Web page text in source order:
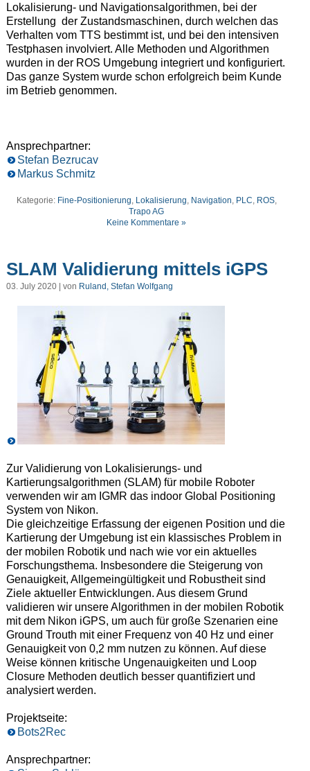
Lokalisierung- und Navigationsalgorithmen, bei der
Erstellung der Zustandsmaschinen, durch welchen das
Verhalten vom TTS bestimmt ist, und bei den intensiven
Testphasen involviert. Alle Methoden und Algorithmen
wurden in der ROS Umgebung integriert und konfiguriert.
Das ganze System wurde schon erfolgreich beim Kunde
im Betrieb genommen.
Ansprechpartner:
Stefan Bezrucav
Markus Schmitz
Kategorie: Fine-Positionierung, Lokalisierung, Navigation, PLC, ROS,
Trapo AG
Keine Kommentare »
SLAM Validierung mittels iGPS
03. July 2020 | von Ruland, Stefan Wolfgang
Zur Validierung von Lokalisierungs- und
Kartierungsalgorithmen (SLAM) für mobile Roboter
verwenden wir am IGMR das indoor Global Positioning
System von Nikon.
Die gleichzeitige Erfassung der eigenen Position und die
Kartierung der Umgebung ist ein klassisches Problem in
der mobilen Robotik und nach wie vor ein aktuelles
Forschungsthema. Insbesondere die Steigerung von
Genauigkeit, Allgemeingültigkeit und Robustheit sind
Ziele aktueller Entwicklungen. Aus diesem Grund
validieren wir unsere Algorithmen in der mobilen Robotik
mit dem Nikon iGPS, um auch für große Szenarien eine
Ground Trouth mit einer Frequenz von 40 Hz und einer
Genauigkeit von 0,2 mm nutzen zu können. Auf diese
Weise können kritische Ungenauigkeiten und Loop
Closure Methoden deutlich besser quantifiziert und
analysiert werden.
Projektseite:
Bots2Rec
Ansprechpartner: